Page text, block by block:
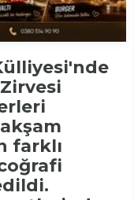
farklı